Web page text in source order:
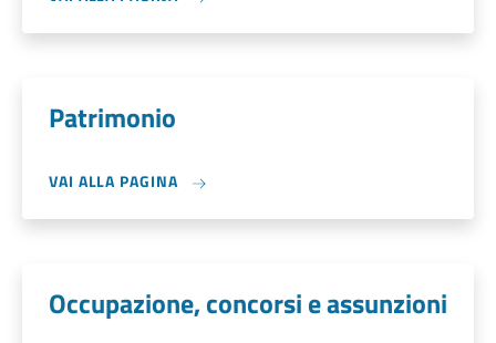
Patrimonio
VAI ALLA PAGINA
Occupazione, concorsi e assunzioni